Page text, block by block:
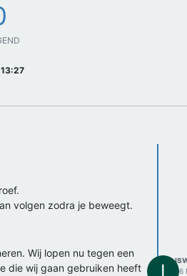
volgen zodra je beweegt.
Wij lopen nu tegen een
die wij gaan gebruiken heeft
I